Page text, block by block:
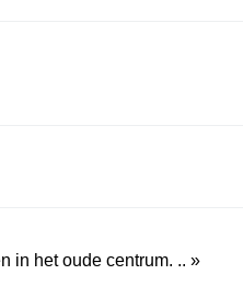
in het oude centrum. .. »